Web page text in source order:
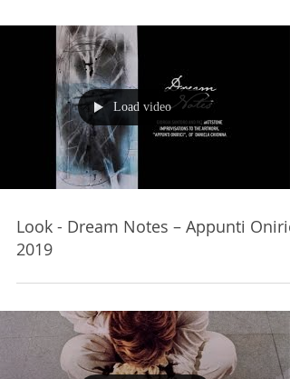
Load video
Look - Dream Notes – Appunti Onirici
2019